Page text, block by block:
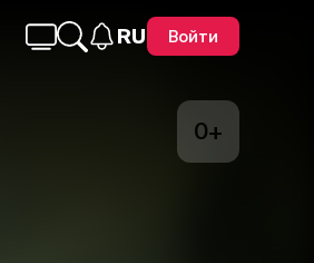
RU Войти
0+